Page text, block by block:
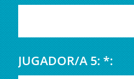
JUGADOR/A 5: *: